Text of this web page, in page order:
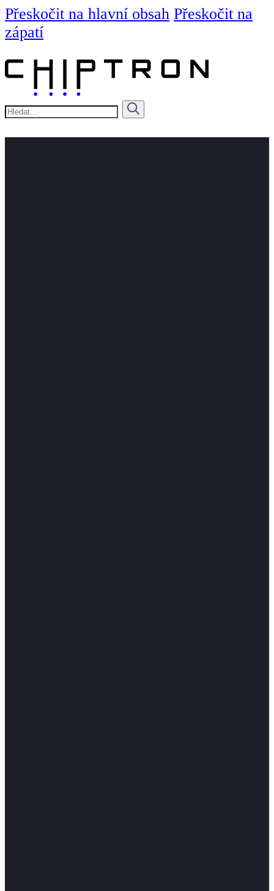
Přeskočit na hlavní obsah Přeskočit na
zápatí
Hledat